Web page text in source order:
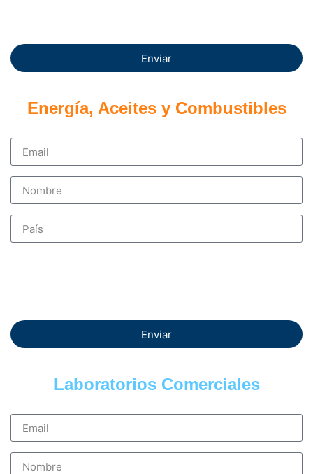
Enviar
Energía, Aceites y Combustibles
Enviar
Laboratorios Comerciales